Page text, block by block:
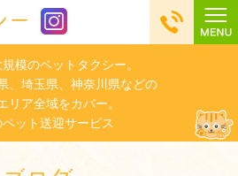
模のペットタクシー。
、埼玉県、神奈川県などの
リア全域をカバー。
ット送迎サービス